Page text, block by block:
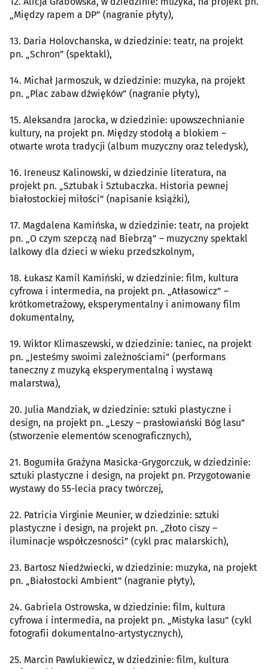
„Między rapem a DP” (nagranie płyty),
13. Daria Holovchanska, w dziedzinie: teatr, na projekt
pn. „Schron” (spektakl),
14. Michał Jarmoszuk, w dziedzinie: muzyka, na projekt
pn. „Plac zabaw dźwięków” (nagranie płyty),
15. Aleksandra Jarocka, w dziedzinie: upowszechnianie
kultury, na projekt pn. Między stodołą a blokiem –
otwarte wrota tradycji (album muzyczny oraz teledysk),
16. Ireneusz Kalinowski, w dziedzinie literatura, na
projekt pn. „Sztubak i Sztubaczka. Historia pewnej
białostockiej miłości” (napisanie książki),
17. Magdalena Kamińska, w dziedzinie: teatr, na projekt
pn. „O czym szepczą nad Biebrzą” – muzyczny spektakl
lalkowy dla dzieci w wieku przedszkolnym,
18. Łukasz Kamil Kamiński, w dziedzinie: film, kultura
cyfrowa i intermedia, na projekt pn. „Atłasowicz” –
krótkometrażowy, eksperymentalny i animowany film
dokumentalny,
19. Wiktor Klimaszewski, w dziedzinie: taniec, na projekt
pn. „Jesteśmy swoimi zależnościami” (performans
taneczny z muzyką eksperymentalną i wystawą
malarstwa),
20. Julia Mandziak, w dziedzinie: sztuki plastyczne i
design, na projekt pn. „Leszy – prasłowiański Bóg lasu”
(stworzenie elementów scenograficznych),
21. Bogumiła Grażyna Masicka-Grygorczuk, w dziedzinie:
sztuki plastyczne i design, na projekt pn. Przygotowanie
wystawy do 55-lecia pracy twórczej,
22. Patricia Virginie Meunier, w dziedzinie: sztuki
plastyczne i design, na projekt pn. „Złoto ciszy –
iluminacje współczesności” (cykl prac malarskich),
23. Bartosz Niedźwiecki, w dziedzinie: muzyka, na projekt
pn. „Białostocki Ambient” (nagranie płyty),
24. Gabriela Ostrowska, w dziedzinie: film, kultura
cyfrowa i intermedia, na projekt pn. „Mistyka lasu” (cykl
fotografii dokumentalno-artystycznych),
25. Marcin Pawlukiewicz, w dziedzinie: film, kultura